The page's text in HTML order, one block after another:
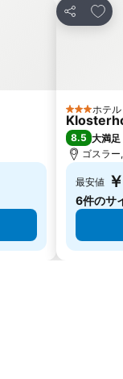
シェア
お気
3 ホテル
ホテル
8.5 大満足
ゴスラ
最安値
6件のサ